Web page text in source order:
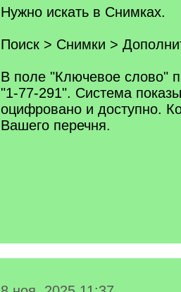
Нужно искать в Снимках.
Поиск > Снимки >
В поле "Ключевое слово"
"1-77-291". Система
оцифровано и доступно.
Вашего перечня.